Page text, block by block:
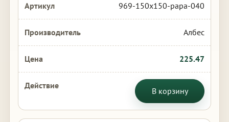
969-150x150-papa-040
Албес
225.47
В корзину